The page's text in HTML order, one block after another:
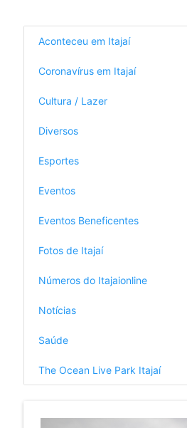
Aconteceu em Itajaí
Coronavírus em Itajaí
Cultura / Lazer
Diversos
Esportes
Eventos
Eventos Beneficentes
Fotos de Itajaí
Números do Itajaionline
Notícias
Saúde
The Ocean Live Park Itajaí